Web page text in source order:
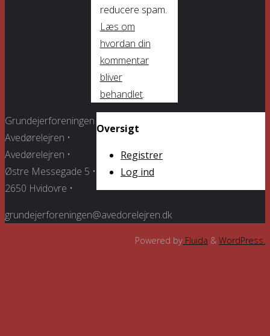
reducere spam.
Læs om
hvordan din
kommentar
bliver
behandlet.
Oversigt
Registrer
Log ind
Grundejerforeningen
Avedørelejren •
Avedørelejren •
Østre Messegade 5 •
2650 Hvidovre •
grundejerforeningen@avedorelejren.dk
Powered by Fluida & WordPress.